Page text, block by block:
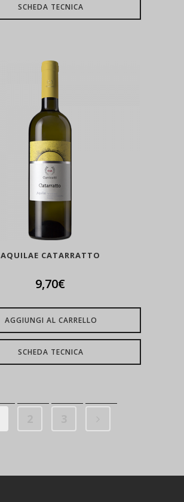
SCHEDA TECNICA
AQUILAE CATARRATTO
9,70€
AGGIUNGI AL CARRELLO
SCHEDA TECNICA